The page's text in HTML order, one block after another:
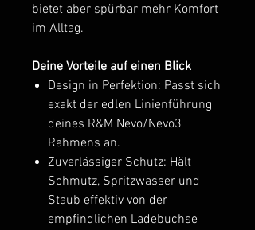
bietet aber spürbar mehr Komfort
im Alltag.
Deine Vorteile auf einen Blick
Design in Perfektion: Passt sich
exakt der edlen Linienführung
deines R&M Nevo/Nevo3
Rahmens an.
Zuverlässiger Schutz: Hält
Schmutz, Spritzwasser und
Staub effektiv von der
empfindlichen Ladebuchse